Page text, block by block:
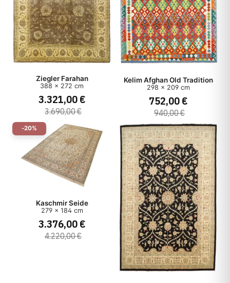
Ziegler Farahan
388 x 272 cm
3.321,00 €
3.690,00 €
Kelim Afghan Old Tradition
298 x 209 cm
752,00 €
940,00 €
-20%
Kaschmir Seide
279 x 184 cm
3.376,00 €
4.220,00 €